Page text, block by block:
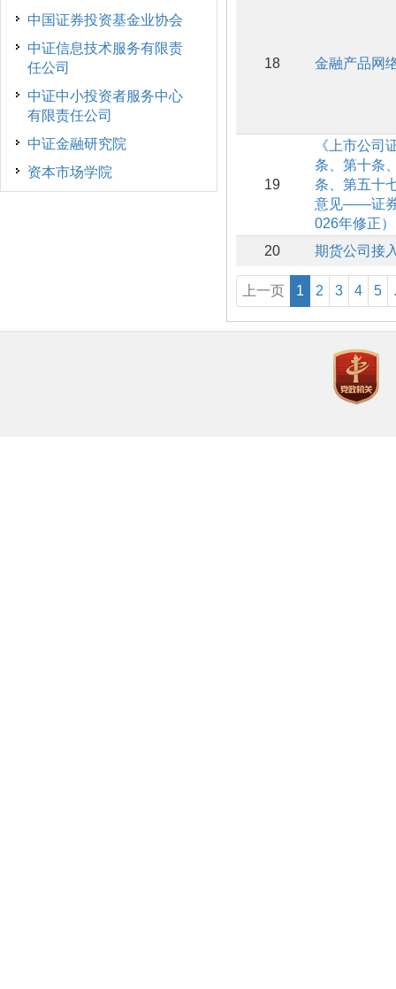
中国证券投资基金业协会
中证信息技术服务有限责
任公司
中证中小投资者服务中心
有限责任公司
中证金融研究院
资本市场学院
18 金融产品网
19
《上市公司
条、第十条
条、第五十
意见——证券
026年修正）
20
期货公司接
上一页 1 2 3 4 5